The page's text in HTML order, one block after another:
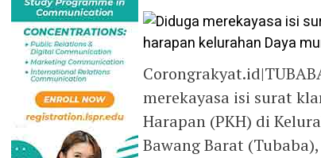
merekayasa isi surat
Harapan (PKH) di
Bawang Barat